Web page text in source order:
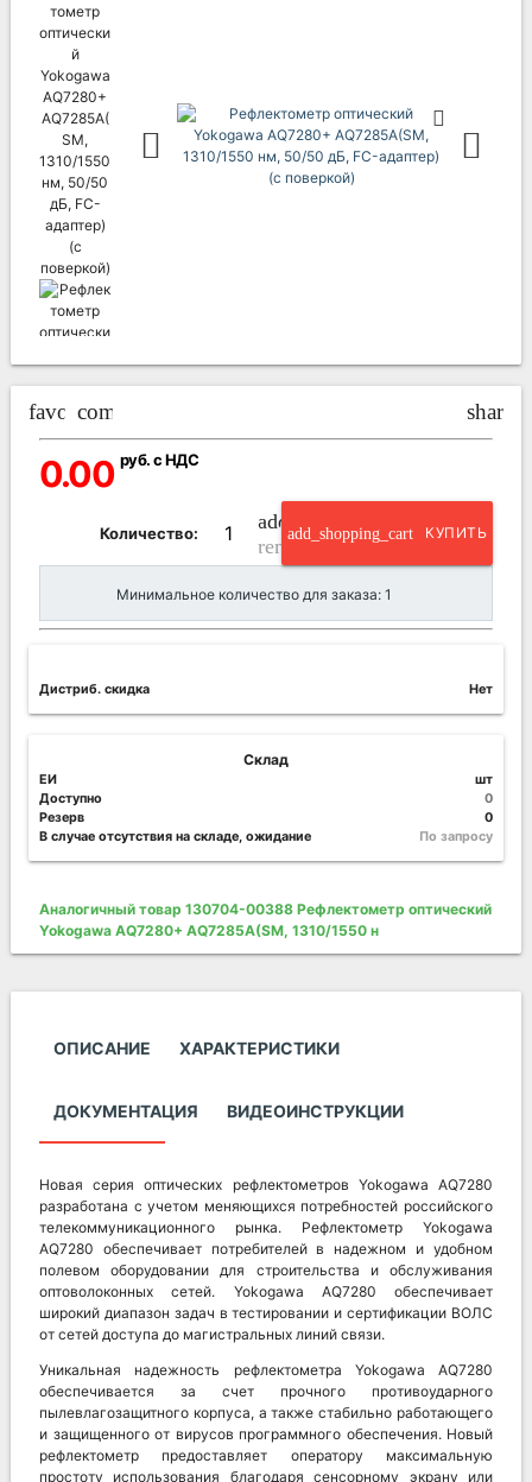
favorite_border
compare_arrows share
0.00 руб. с НДС
Количество:
add_circle_outline
remove_circle_outline
add_shopping_cart КУПИТЬ
Минимальное количество для заказа: 1
Дистриб. скидка Нет
Склад
ЕИ
шт
Доступно
0
Резерв
0
В случае отсутствия на складе, ожидание
По запросу
Аналогичный товар 130704-00388 Рефлектометр оптический
Yokogawa AQ7280+ AQ7285A(SM, 1310/1550 н
ОПИСАНИЕ ХАРАКТЕРИСТИКИ
ДОКУМЕНТАЦИЯ ВИДЕОИНСТРУКЦИИ
Новая серия оптических рефлектометров Yokogawa AQ7280
разработана с учетом меняющихся потребностей российского
телекоммуникационного рынка. Рефлектометр Yokogawa
AQ7280 обеспечивает потребителей в надежном и удобном
полевом оборудовании для строительства и обслуживания
оптоволоконных сетей. Yokogawa AQ7280 обеспечивает
широкий диапазон задач в тестировании и сертификации ВОЛС
от сетей доступа до магистральных линий связи.
Уникальная надежность рефлектометра Yokogawa AQ7280
обеспечивается за счет прочного противоударного
пылевлагозащитного корпуса, а также стабильно работающего
и защищенного от вирусов программного обеспечения. Новый
рефлектометр предоставляет оператору максимальную
простоту использования благодаря сенсорному экрану или